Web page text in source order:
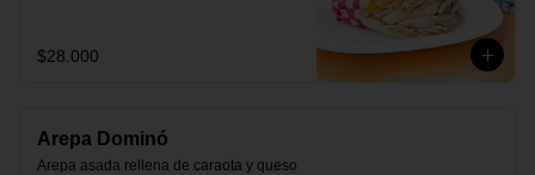
$28.000
Arepa Dominó
Arepa asada rellena de caraota y queso